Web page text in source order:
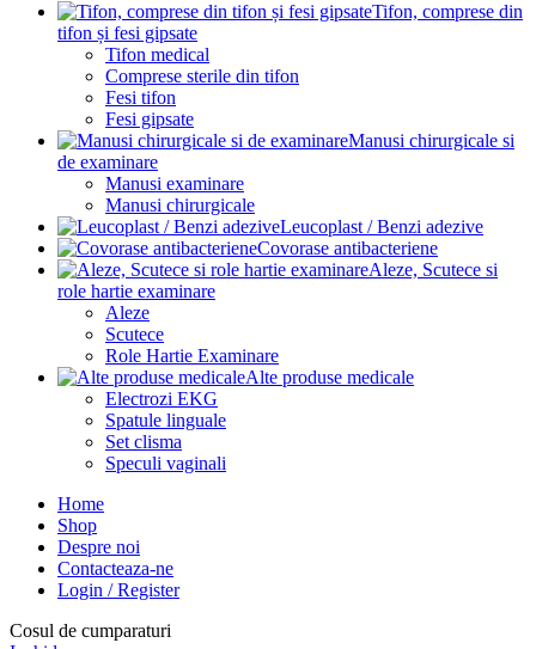
Tifon, comprese din
tifon și fesi gipsate
Tifon medical
Comprese sterile din tifon
Fesi tifon
Fesi gipsate
Manusi chirurgicale si
de examinare
Manusi examinare
Manusi chirurgicale
Leucoplast / Benzi adezive
Covorase antibacteriene
Aleze, Scutece si
role hartie examinare
Aleze
Scutece
Role Hartie Examinare
Alte produse medicale
Electrozi EKG
Spatule linguale
Set clisma
Speculi vaginali
Home
Shop
Despre noi
Contacteaza-ne
Login / Register
Cosul de cumparaturi